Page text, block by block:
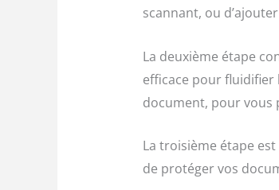
scannant, ou
La deuxième étape
efficace pour fluidifier
document, pour vous
La troisième étape est
de protéger vos